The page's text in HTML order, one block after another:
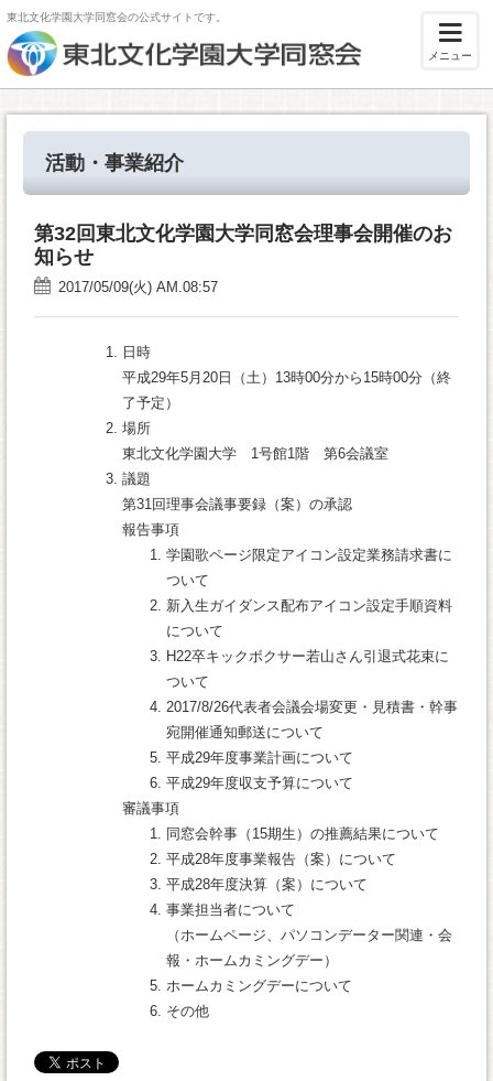
東北文化学園大学同窓会の公式サイトです。
メニュー
活動・事業紹介
第32回東北文化学園大学同窓会理事会開催のお
知らせ
2017/05/09(火) AM.08:57
日時
平成29年5月20日（土）13時00分から15時00分（終
了予定）
場所
東北文化学園大学 1号館1階 第6会議室
議題
第31回理事会議事要録（案）の承認
報告事項
学園歌ページ限定アイコン設定業務請求書に
ついて
新入生ガイダンス配布アイコン設定手順資料
について
H22卒キックボクサー若山さん引退式花束に
ついて
2017/8/26代表者会議会場変更・見積書・幹事
宛開催通知郵送について
平成29年度事業計画について
平成29年度収支予算について
審議事項
同窓会幹事（15期生）の推薦結果について
平成28年度事業報告（案）について
平成28年度決算（案）について
事業担当者について
（ホームページ、パソコンデーター関連・会
報・ホームカミングデー）
ホームカミングデーについて
その他